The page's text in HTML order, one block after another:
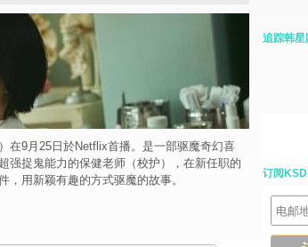
在9月25日於Netflix首播。是一部驱魔奇幻喜
强捉鬼能力的保健老师（校护），在新任职的
用新颖有趣的方式驱魔的故事。
追踪韩星
订阅KSD